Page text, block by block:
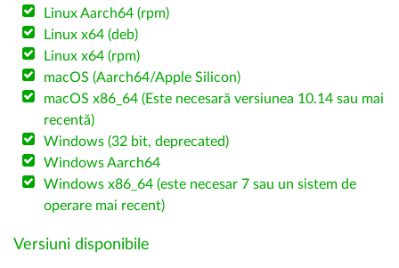
Linux Aarch64 (rpm)
Linux x64 (deb)
Linux x64 (rpm)
macOS (Aarch64/Apple Silicon)
macOS x86_64 (Este necesară versiunea 10.14 sau mai
recentă)
Windows (32 bit, deprecated)
Windows Aarch64
Windows x86_64 (este necesar 7 sau un sistem de
operare mai recent)
Versiuni disponibile